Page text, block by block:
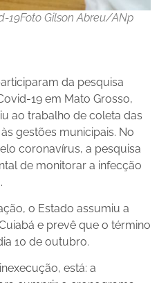
19Foto Gilson Abreu/ANp
da pesquisa
19 em Mato Grosso,
ao trabalho de coleta das
gestões municipais. No
coronavírus, a pesquisa
de monitorar a infecção
o Estado assumiu a
e prevê que o término
10 de outubro.
está: a